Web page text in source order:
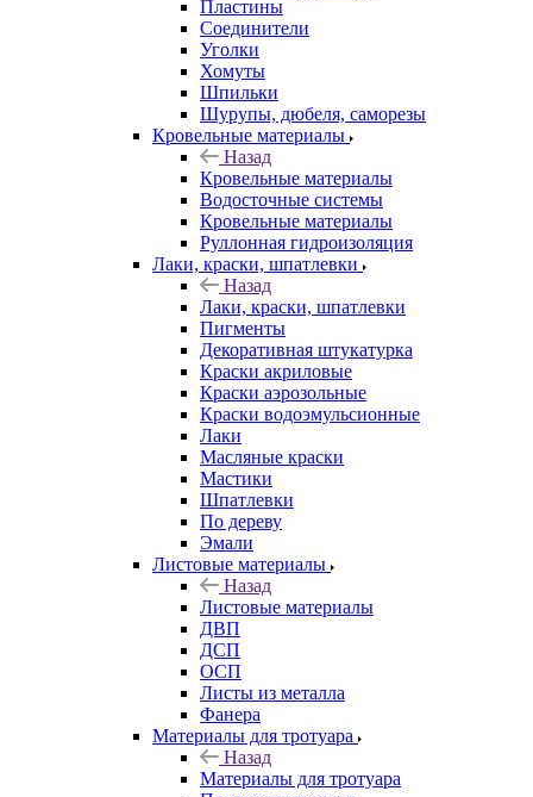
Пластины
Соединители
Уголки
Хомуты
Шпильки
Шурупы, дюбеля, саморезы
Кровельные материалы
Назад
Кровельные материалы
Водосточные системы
Кровельные материалы
Руллонная гидроизоляция
Лаки, краски, шпатлевки
Назад
Лаки, краски, шпатлевки
Пигменты
Декоративная штукатурка
Краски акриловые
Краски аэрозольные
Краски водоэмульсионные
Лаки
Масляные краски
Мастики
Шпатлевки
По дереву
Эмали
Листовые материалы
Назад
Листовые материалы
ДВП
ДСП
ОСП
Листы из металла
Фанера
Материалы для тротуара
Назад
Материалы для тротуара